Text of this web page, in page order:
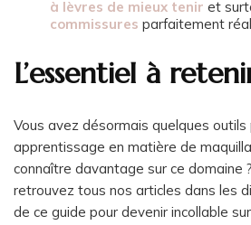
à lèvres de mieux tenir et
commissures parfaitement
L’essentiel à
Vous avez désormais quelques
apprentissage en matière de
connaître davantage sur ce domaine
retrouvez tous nos articles dans les
de ce guide pour devenir incollable